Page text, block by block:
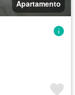
Apartamento